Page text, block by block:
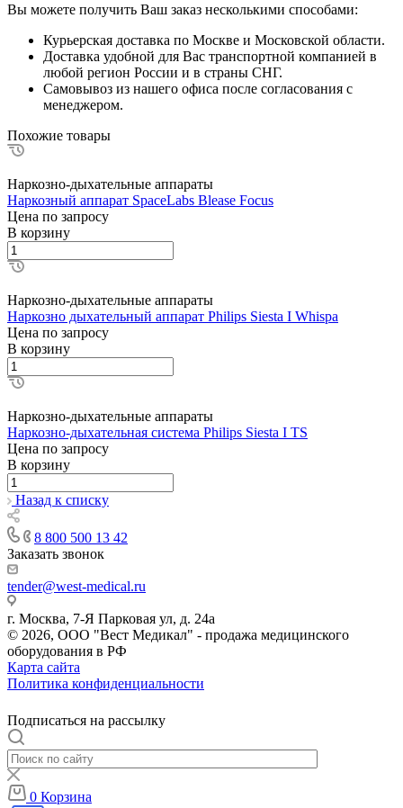
Вы можете получить Ваш заказ несколькими способами:
Курьерская доставка по Москве и Московской области.
Доставка удобной для Вас транспортной компанией в
любой регион России и в страны СНГ.
Самовывоз из нашего офиса после согласования с
менеджером.
Похожие товары
Наркозно-дыхательные аппараты
Наркозный аппарат SpaceLabs Blease Focus
Цена по запросу
В корзину
Наркозно-дыхательные аппараты
Наркозно дыхательный аппарат Philips Siesta I Whispa
Цена по запросу
В корзину
Наркозно-дыхательные аппараты
Наркозно-дыхательная система Philips Siesta I TS
Цена по запросу
В корзину
Назад к списку
8 800 500 13 42
Заказать звонок
tender@west-medical.ru
г. Москва, 7-Я Парковая ул, д. 24а
© 2026, ООО "Вест Медикал" - продажа медицинского
оборудования в РФ
Карта сайта
Политика конфиденциальности
Подписаться на рассылку
0 Корзина